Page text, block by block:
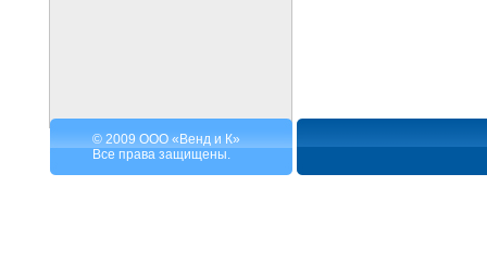
© 2009 ООО «Венд и К»
Все права защищены.